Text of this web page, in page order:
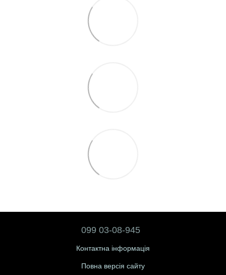
099 03-08-945
Контактна інформація
Повна версія сайту